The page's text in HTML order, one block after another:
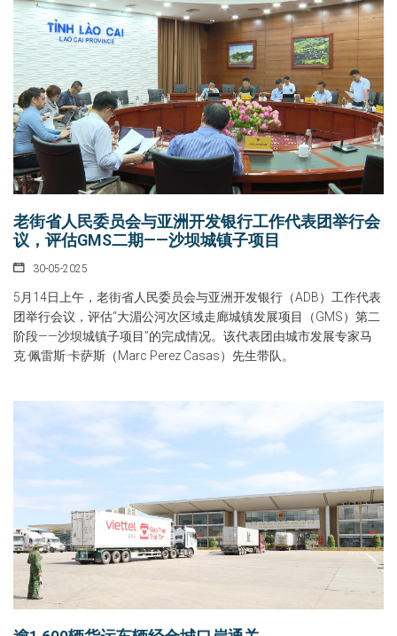
老街省人民委员会与亚洲开发银行工作代表团举行会
议，评估GMS二期——沙坝城镇子项目
30-05-2025
5月14日上午，老街省人民委员会与亚洲开发银行（ADB）工作代表
团举行会议，评估“大湄公河次区域走廊城镇发展项目（GMS）第二
阶段——沙坝城镇子项目”的完成情况。该代表团由城市发展专家马
克·佩雷斯·卡萨斯（Marc Perez Casas）先生带队。